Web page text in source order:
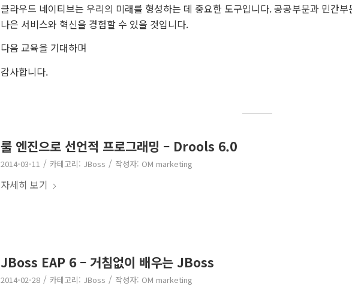
클라우드 네이티브는 우리의 미래를 형성하는 데 중요한 도구입니다. 공공부문과 민간
나은 서비스와 혁신을 경험할 수 있을 것입니다.
다음 교육을 기대하며
감사합니다.
룰 엔진으로 선언적 프로그래밍 – Drools 6.0
2014-03-11 / 카테고리: JBoss / 작성자: OM marketing
자세히 보기
JBoss EAP 6 – 거침없이 배우는 JBoss
2014-02-28 / 카테고리: JBoss / 작성자: OM marketing